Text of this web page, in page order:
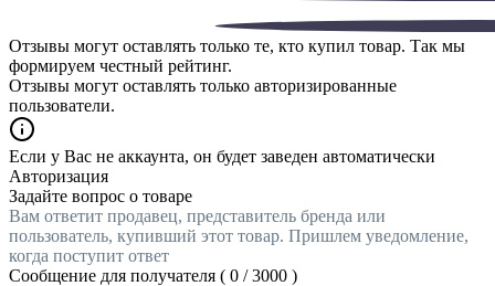
Отзывы могут оставлять только те, кто купил товар. Так мы
формируем честный рейтинг.
Отзывы могут оставлять только авторизированные
пользователи.
Если у Вас не аккаунта, он будет заведен автоматически
Авторизация
Задайте вопрос о товаре
Вам ответит продавец, представитель бренда или
пользователь, купивший этот товар. Пришлем уведомление,
когда поступит ответ
Сообщение для получателя ( 0 /3000 )